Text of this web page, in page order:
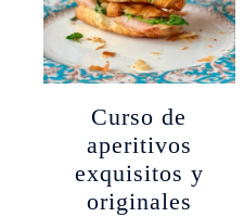
Curso de
aperitivos
exquisitos y
originales